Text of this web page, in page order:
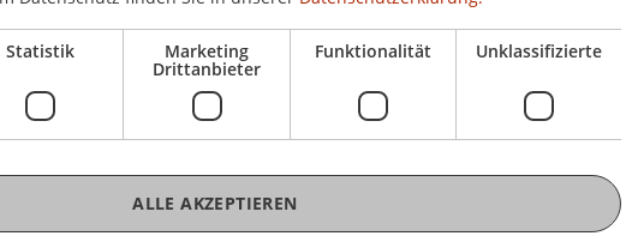
Strategien zur Schaffung
auf:
sich aus Sicht des Kunden von anderen
werden neben den Möglichkeiten der
auch mögliche Risiken besprochen.
Ergebnisse einer Studie des Lehrstuhls
Liechtenstein zum
Statistik Marketing
Drittanbieter
Funktionalität Unklassifizierte
ALLE AKZEPTIEREN